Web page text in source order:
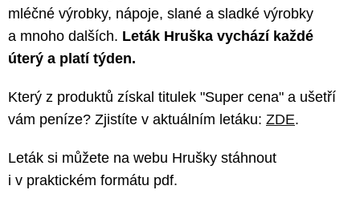
mléčné výrobky, nápoje, slané a sladké výrobky
a mnoho dalších. Leták Hruška vychází každé
úterý a platí týden.
Který z produktů získal titulek "Super cena" a ušetří
vám peníze? Zjistíte v aktuálním letáku: ZDE.
Leták si můžete na webu Hrušky stáhnout
i v praktickém formátu pdf.